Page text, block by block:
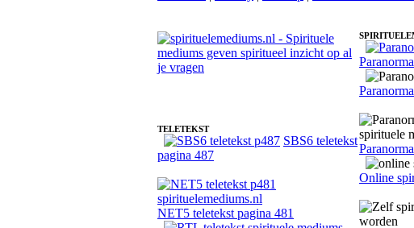
TELETEKST
SBS6 teletekst
pagina 487
NET5 teletekst pagina 481
Online